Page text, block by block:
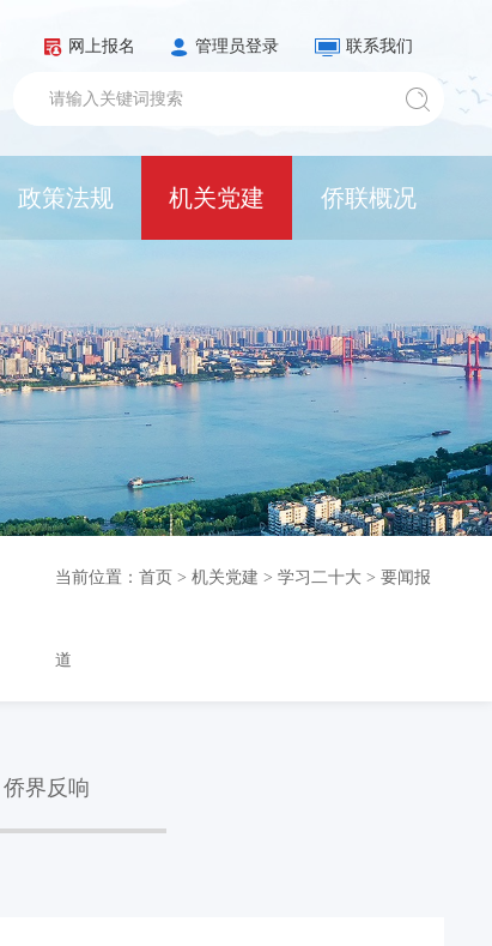
网上报名 管理员登录 联系我们
政策法规 机关党建 侨联概况
当前位置： 首页 > 机关党建 > 学习二十大 > 要闻报
道
侨界反响